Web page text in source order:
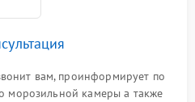
вам, проинформирует по
морозильной камеры а также